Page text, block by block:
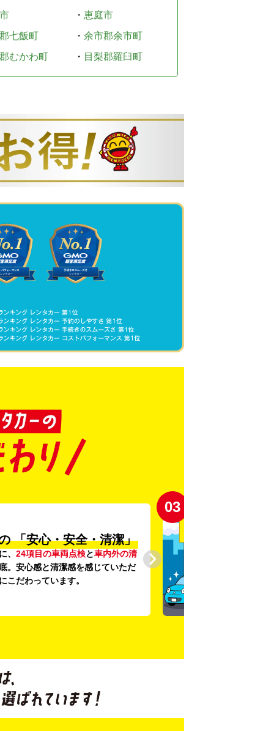
・ 恵庭市
七飯町
・ 余市郡余市町
むかわ町
・ 目梨郡羅臼町
「安心・安全・清潔」
、 24項目の車両点検と車内外の清
。安心感と清潔感を感じていただ
こだわっています。
03